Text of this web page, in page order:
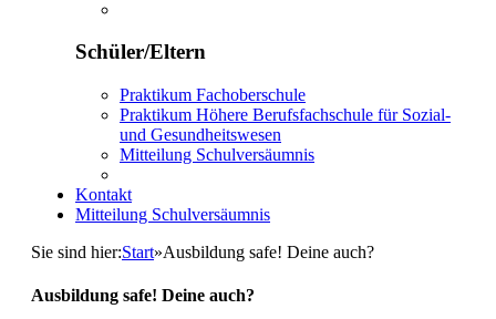
Schüler/Eltern
Praktikum Fachoberschule
Praktikum Höhere Berufsfachschule für Sozial-
und Gesundheitswesen
Mitteilung Schulversäumnis
Kontakt
Mitteilung Schulversäumnis
Sie sind hier:Start»Ausbildung safe! Deine auch?
Ausbildung safe! Deine auch?